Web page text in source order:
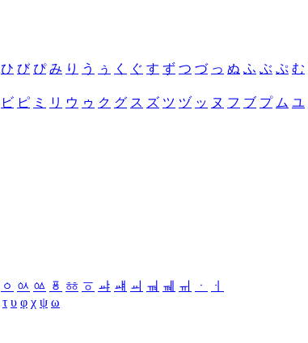
ひ び ぴ み り う ぅ く ぐ す ず つ づ っ ぬ ふ ぶ ぷ む
ビ ピ ミ リ ウ ゥ ク グ ス ズ ツ ヅ ッ ヌ フ ブ プ ム ユ
ㆁ ㆂ ㆃ ㆄ ㆅ ㆆ ㆇ ㆈ ㆉ ㆊ ㆋ ㆌ ㆍ
ㆎ
τ υ φ χ ψ ω